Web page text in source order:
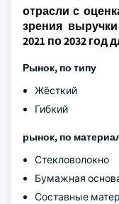
отрасли с
зрения
2021 по 2032
Рынок, по типу
Жёсткий
Гибкий
рынок, по
Стекловолокно
Бумажная
Составные